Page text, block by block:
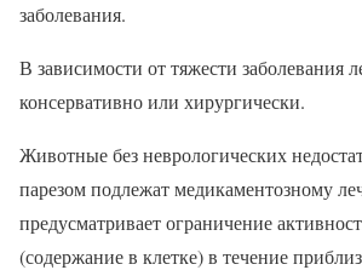
заболевания.
В зависимости от тяжести заболевания
консервативно или хирургически.
Животные без неврологических
парезом подлежат медикаментозному
предусматривает ограничение
(содержание в клетке) в течение